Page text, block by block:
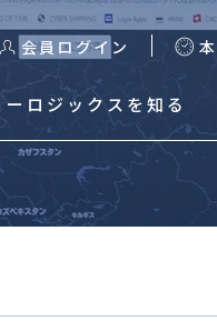
会員ログイン
ーロジックスを知る